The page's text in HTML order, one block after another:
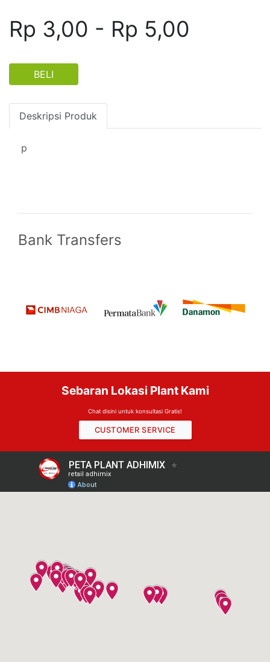
Rp 3,00 - Rp 5,00
BELI
Deskripsi Produk
p
Bank Transfers
Sebaran Lokasi Plant Kami
Chat disini untuk konsultasi Gratis!
CUSTOMER SERVICE
Chat Layanan Bantuan
Hai! Klik salah satu anggota kami di bawah ini